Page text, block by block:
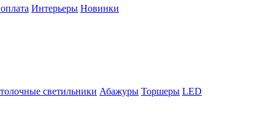
Интерьеры Новинки
светильники Абажуры Торшеры LED